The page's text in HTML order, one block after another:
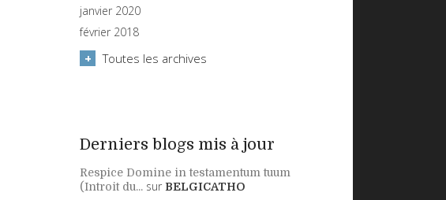
janvier 2020
février 2018
Toutes les archives
Derniers blogs mis à jour
Respice Domine in testamentum tuum
(Introit du... sur BELGICATHO